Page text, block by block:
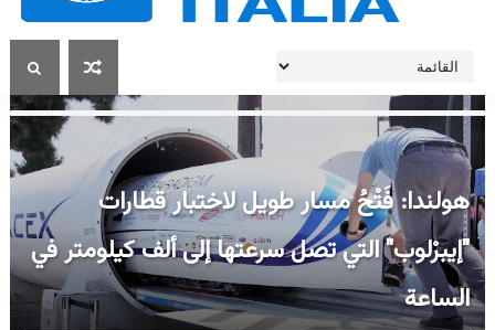
هولندا: فَتْحُ مسار طويل لاختبار قطارات
"إيبرْلوب" التي تصل سرعتها إلى ألف كيلومتر في
الساعة